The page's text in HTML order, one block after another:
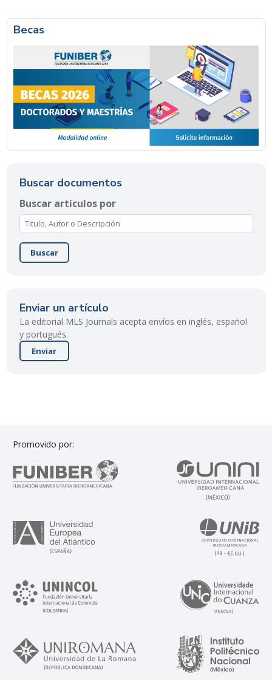
Becas
Buscar documentos
Buscar artículos por
Buscar
Enviar un artículo
La editorial MLS Journals acepta envíos en inglés, español
y portugués.
Enviar
Promovido por: